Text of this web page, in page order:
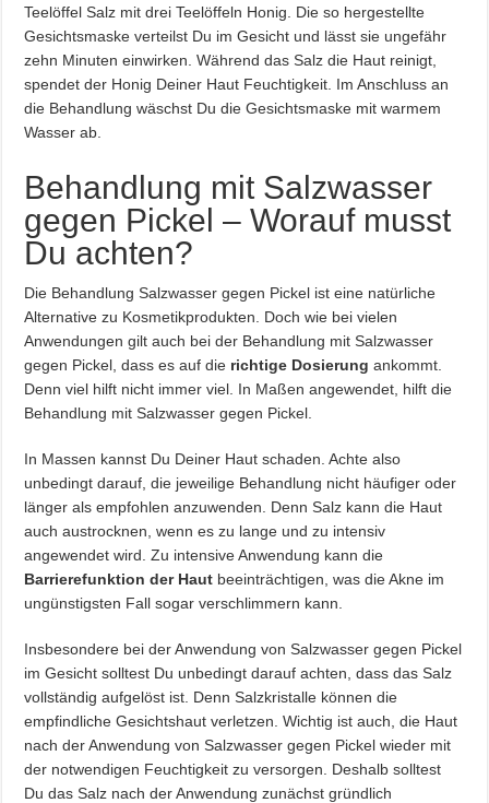
Teelöffel Salz mit drei Teelöffeln Honig. Die so hergestellte
Gesichtsmaske verteilst Du im Gesicht und lässt sie ungefähr
zehn Minuten einwirken. Während das Salz die Haut reinigt,
spendet der Honig Deiner Haut Feuchtigkeit. Im Anschluss an
die Behandlung wäschst Du die Gesichtsmaske mit warmem
Wasser ab.
Behandlung mit Salzwasser
gegen Pickel – Worauf musst
Du achten?
Die Behandlung Salzwasser gegen Pickel ist eine natürliche
Alternative zu Kosmetikprodukten. Doch wie bei vielen
Anwendungen gilt auch bei der Behandlung mit Salzwasser
gegen Pickel, dass es auf die richtige Dosierung ankommt.
Denn viel hilft nicht immer viel. In Maßen angewendet, hilft die
Behandlung mit Salzwasser gegen Pickel.
In Massen kannst Du Deiner Haut schaden. Achte also
unbedingt darauf, die jeweilige Behandlung nicht häufiger oder
länger als empfohlen anzuwenden. Denn Salz kann die Haut
auch austrocknen, wenn es zu lange und zu intensiv
angewendet wird. Zu intensive Anwendung kann die
Barrierefunktion der Haut beeinträchtigen, was die Akne im
ungünstigsten Fall sogar verschlimmern kann.
Insbesondere bei der Anwendung von Salzwasser gegen Pickel
im Gesicht solltest Du unbedingt darauf achten, dass das Salz
vollständig aufgelöst ist. Denn Salzkristalle können die
empfindliche Gesichtshaut verletzen. Wichtig ist auch, die Haut
nach der Anwendung von Salzwasser gegen Pickel wieder mit
der notwendigen Feuchtigkeit zu versorgen. Deshalb solltest
Du das Salz nach der Anwendung zunächst gründlich